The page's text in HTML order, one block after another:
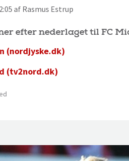
af Rasmus Estrup
efter nederlaget til FC
(nordjyske.dk)
(tv2nord.dk)